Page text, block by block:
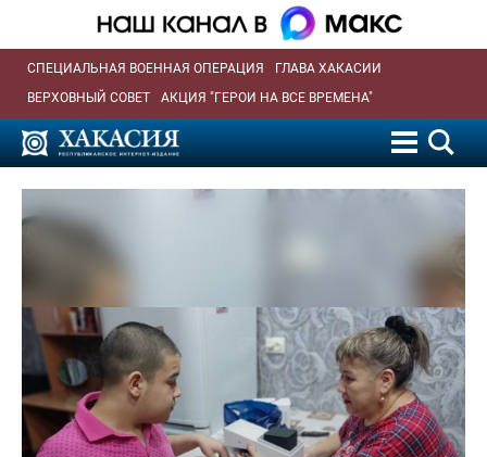
СПЕЦИАЛЬНАЯ ВОЕННАЯ ОПЕРАЦИЯ
ГЛАВА ХАКАСИИ
ВЕРХОВНЫЙ СОВЕТ
АКЦИЯ "ГЕРОИ НА ВСЕ ВРЕМЕНА"